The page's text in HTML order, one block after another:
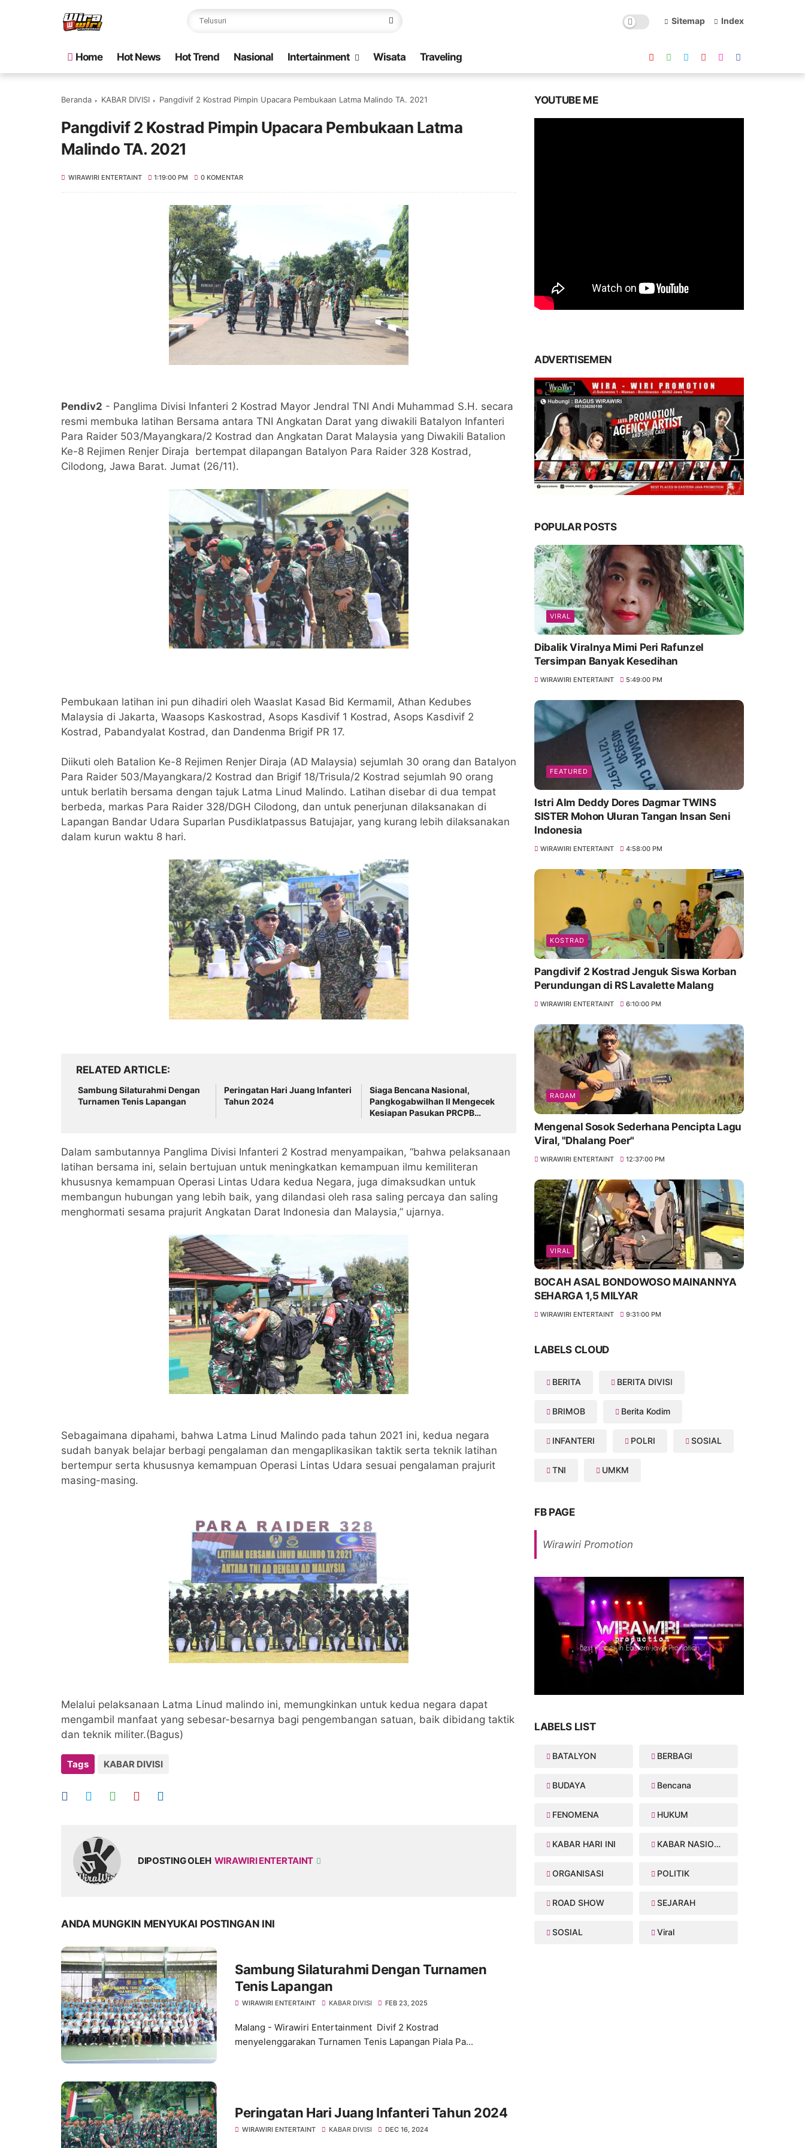
Sitemap Index
Home Hot News Hot Trend Nasional Intertainment Wisata Traveling
Beranda KABAR DIVISI Pangdivif 2 Kostrad Pimpin Upacara Pembukaan Latma Malindo TA. 2021
Pangdivif 2 Kostrad Pimpin Upacara Pembukaan Latma
Malindo TA. 2021
WIRAWIRI ENTERTAINT 1:19:00 PM 0 KOMENTAR
Pendiv2 - Panglima Divisi Infanteri 2 Kostrad Mayor Jendral TNI Andi Muhammad S.H. secara
resmi membuka latihan Bersama antara TNI Angkatan Darat yang diwakili Batalyon Infanteri
Para Raider 503/Mayangkara/2 Kostrad dan Angkatan Darat Malaysia yang Diwakili Batalion
Ke-8 Rejimen Renjer Diraja bertempat dilapangan Batalyon Para Raider 328 Kostrad,
Cilodong, Jawa Barat. Jumat (26/11).
Pembukaan latihan ini pun dihadiri oleh Waaslat Kasad Bid Kermamil, Athan Kedubes
Malaysia di Jakarta, Waasops Kaskostrad, Asops Kasdivif 1 Kostrad, Asops Kasdivif 2
Kostrad, Pabandyalat Kostrad, dan Dandenma Brigif PR 17.
Diikuti oleh Batalion Ke-8 Rejimen Renjer Diraja (AD Malaysia) sejumlah 30 orang dan Batalyon
Para Raider 503/Mayangkara/2 Kostrad dan Brigif 18/Trisula/2 Kostrad sejumlah 90 orang
untuk berlatih bersama dengan tajuk Latma Linud Malindo. Latihan disebar di dua tempat
berbeda, markas Para Raider 328/DGH Cilodong, dan untuk penerjunan dilaksanakan di
Lapangan Bandar Udara Suparlan Pusdiklatpassus Batujajar, yang kurang lebih dilaksanakan
dalam kurun waktu 8 hari.
RELATED ARTICLE
Sambung Silaturahmi Dengan
Turnamen Tenis Lapangan
Peringatan Hari Juang Infanteri
Tahun 2024
Siaga Bencana Nasional,
Pangkogabwilhan II Mengecek
Kesiapan Pasukan PRCPB
Dalam sambutannya Panglima Divisi Infanteri 2 Kostrad menyampaikan, “bahwa pelaksanaan
latihan bersama ini, selain bertujuan untuk meningkatkan kemampuan ilmu kemiliteran
khususnya kemampuan Operasi Lintas Udara kedua Negara, juga dimaksudkan untuk
membangun hubungan yang lebih baik, yang dilandasi oleh rasa saling percaya dan saling
menghormati sesama prajurit Angkatan Darat Indonesia dan Malaysia,” ujarnya.
Sebagaimana dipahami, bahwa Latma Linud Malindo pada tahun 2021 ini, kedua negara
sudah banyak belajar berbagi pengalaman dan mengaplikasikan taktik serta teknik latihan
bertempur serta khususnya kemampuan Operasi Lintas Udara sesuai pengalaman prajurit
masing-masing.
Melalui pelaksanaan Latma Linud malindo ini, memungkinkan untuk kedua negara dapat
mengambil manfaat yang sebesar-besarnya bagi pengembangan satuan, baik dibidang taktik
dan teknik militer.(Bagus)
Tags KABAR DIVISI
DIPOSTING OLEH WIRAWIRI ENTERTAINT
ANDA MUNGKIN MENYUKAI POSTINGAN INI
Sambung Silaturahmi Dengan Turnamen
Tenis Lapangan
WIRAWIRI ENTERTAINT KABAR DIVISI FEB 23, 2025
Malang - Wirawiri Entertainment Divif 2 Kostrad
menyelenggarakan Turnamen Tenis Lapangan Piala Pa...
Peringatan Hari Juang Infanteri Tahun 2024
WIRAWIRI ENTERTAINT KABAR DIVISI DEC 16, 2024
YOUTUBE ME
ADVERTISEMEN
POPULAR POSTS
VIRAL
Dibalik Viralnya Mimi Peri Rafunzel
Tersimpan Banyak Kesedihan
WIRAWIRI ENTERTAINT 5:49:00 PM
FEATURED
Istri Alm Deddy Dores Dagmar TWINS
SISTER Mohon Uluran Tangan Insan Seni
Indonesia
WIRAWIRI ENTERTAINT 4:58:00 PM
KOSTRAD
Pangdivif 2 Kostrad Jenguk Siswa Korban
Perundungan di RS Lavalette Malang
WIRAWIRI ENTERTAINT 6:10:00 PM
RAGAM
Mengenal Sosok Sederhana Pencipta Lagu
Viral, "Dhalang Poer"
WIRAWIRI ENTERTAINT 12:37:00 PM
VIRAL
BOCAH ASAL BONDOWOSO MAINANNYA
SEHARGA 1,5 MILYAR
WIRAWIRI ENTERTAINT 9:31:00 PM
LABELS CLOUD
BERITA BERITA DIVISI
BRIMOB Berita Kodim
INFANTERI POLRI SOSIAL
TNI UMKM
FB PAGE
Wirawiri Promotion
LABELS LIST
BATALYON BERBAGI
BUDAYA Bencana
FENOMENA HUKUM
KABAR HARI INI KABAR NASIONAL
ORGANISASI POLITIK
ROAD SHOW SEJARAH
SOSIAL Viral